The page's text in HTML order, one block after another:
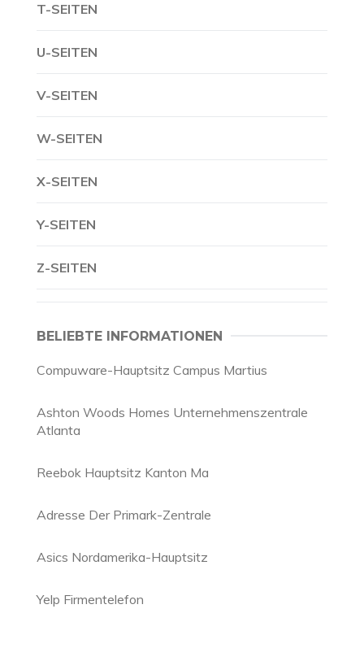
T-SEITEN
U-SEITEN
V-SEITEN
W-SEITEN
X-SEITEN
Y-SEITEN
Z-SEITEN
BELIEBTE INFORMATIONEN
Compuware-Hauptsitz Campus Martius
Ashton Woods Homes Unternehmenszentrale
Atlanta
Reebok Hauptsitz Kanton Ma
Adresse Der Primark-Zentrale
Asics Nordamerika-Hauptsitz
Yelp Firmentelefon